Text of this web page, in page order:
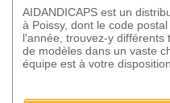
AIDANDICAPS est un
à Poissy, dont le code
l'année, trouvez-y
de modèles dans un vaste
équipe est à votre